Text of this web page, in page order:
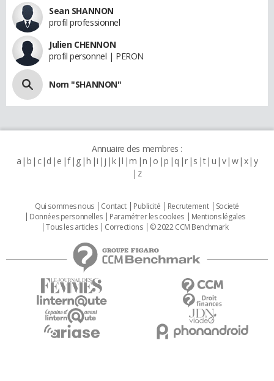
Sean SHANNON
profil professionnel
Julien CHENNON
profil personnel | PERON
Nom "SHANNON"
Annuaire des membres :
a b c d e f g h i j k l m n o p q r s t u v w x y
z
Qui sommes nous Contact Publicité Recrutement
Societé
Données personnelles
Paramétrer les cookies
Mentions légales
Tous les articles
Corrections © 2022 CCM Benchmark